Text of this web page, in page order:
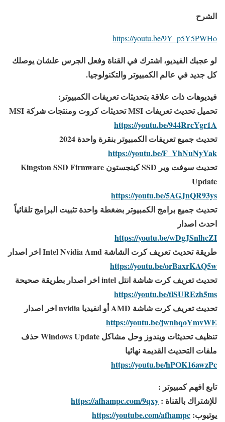
الشرح
https://youtu.be/9Y_p5Y5PWHo
لو عجبك الفيديو، اشترك في القناة وفعل الجرس علشان يوصلك
كل جديد في عالم الكمبيوتر والتكنولوجيا.
فيديوهات ذات علاقة بتحديثات تعريفات الكمبيوتر:
تحميل تحديث تعريفات MSI تحديثات كروت ومنتجات شركة MSI
https://youtu.be/944RrcYgr1A
تحديث جميع تعريفات الكمبيوتر بنقرة واحدة 2024
https://youtu.be/F_YhNuNyYak
تحديث سوفت وير SSD كينجستون Kingston SSD Firmware
Update
https://youtu.be/5AGJnQR93ys
تحديث جميع برامج الكمبيوتر بضغطة واحدة تثبيت البرامج تلقائياً
احدث اصدار
https://youtu.be/wDgJSnlhcZI
طريقة تحديث تعريف كرت الشاشة Intel Nvidia Amd اخر اصدار
https://youtu.be/orBaxrKAQ5w
تحديث تعريف كرت شاشة انتل intel اخر اصدار بطريقة صحيحة
https://youtu.be/tlSUREzh5ms
تحديث تعريف كرت شاشة AMD أو انفيديا nvidia اخر اصدار
https://youtu.be/jwnhqoYmvWE
تنظيف تحديثات ويندوز وحل مشاكل Windows Update حذف
ملفات التحديث القديمة نهائيا
https://youtu.be/hPOK16awzPc
تابع افهم كمبيوتر :
للإشتراك بالقناة : https://afhampc.com/9qxy
يوتيوب: https://youtube.com/afhampc